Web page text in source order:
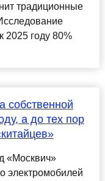
традиционные
2025 году 80%
собственной
а до тех пор
«Москвич»
электромобилей